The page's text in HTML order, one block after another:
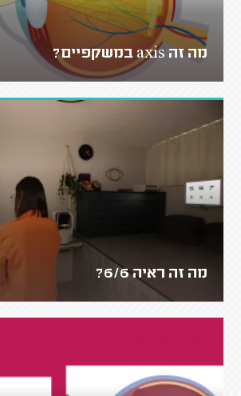
מה זה axis במשקפיים?
מה זה ראיה 6/6?